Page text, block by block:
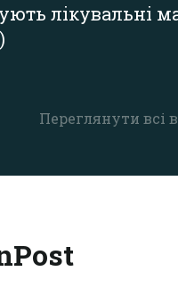
Переглянути всі
лікувальні